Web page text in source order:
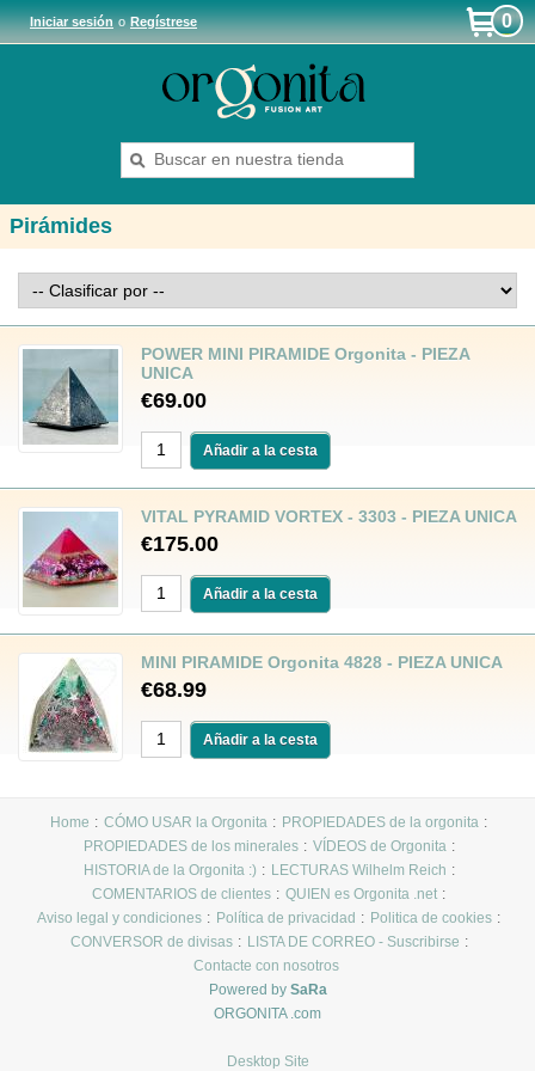
Iniciar sesiónoRegístrese 0
Pirámides
POWER MINI PIRAMIDE Orgonita - PIEZA
UNICA
€69.00
VITAL PYRAMID VORTEX - 3303 - PIEZA UNICA
€175.00
MINI PIRAMIDE Orgonita 4828 - PIEZA UNICA
€68.99
Home CÓMO USAR la Orgonita
PROPIEDADES de la orgonita
PROPIEDADES de los minerales
VÍDEOS de Orgonita
HISTORIA de la Orgonita :)
LECTURAS Wilhelm Reich
COMENTARIOS de clientes
QUIEN es Orgonita .net
Aviso legal y condiciones
Política de privacidad
Politica de cookies
CONVERSOR de divisas
LISTA DE CORREO - Suscribirse
Contacte con nosotros
Powered by SaRa
ORGONITA .com
Desktop Site